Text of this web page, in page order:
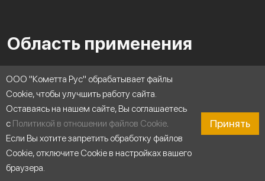
Область применения
ООО "Кометта Рус" обрабатывает файлы
Cookie, чтобы улучшить работу сайта.
Оставаясь на нашем сайте, Вы соглашаетесь
с Политикой в отношении файлов Cookie.
Если Вы хотите запретить обработку файлов
Cookie, отключите Cookie в настройках вашего
браузера.
Принять